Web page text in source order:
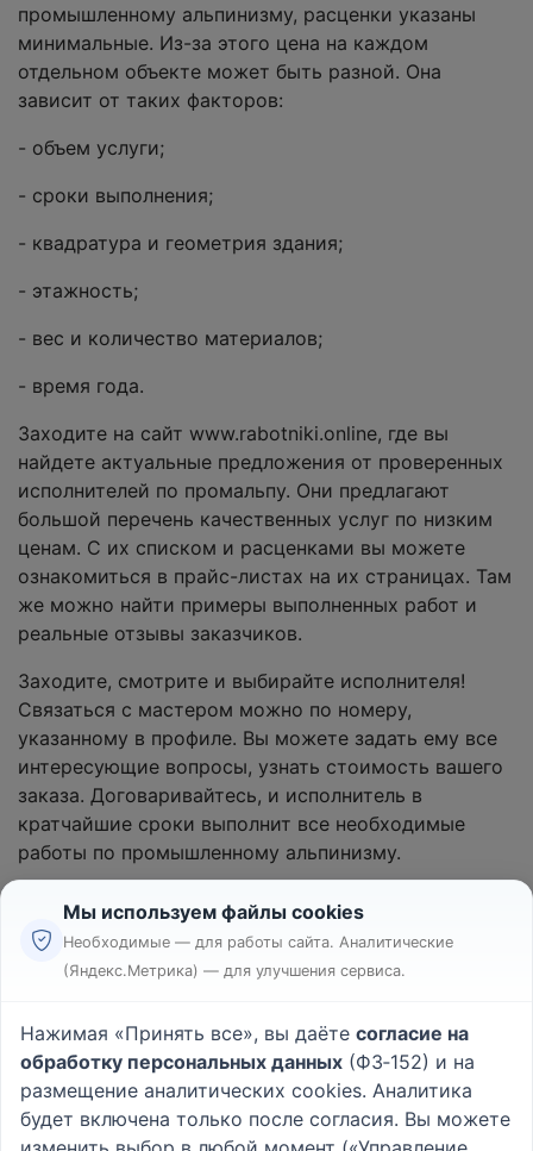
промышленному альпинизму, расценки указаны
минимальные. Из-за этого цена на каждом
отдельном объекте может быть разной. Она
зависит от таких факторов:
- объем услуги;
- сроки выполнения;
- квадратура и геометрия здания;
- этажность;
- вес и количество материалов;
- время года.
Заходите на сайт www.rabotniki.online, где вы
найдете актуальные предложения от проверенных
исполнителей по промальпу. Они предлагают
большой перечень качественных услуг по низким
ценам. С их списком и расценками вы можете
ознакомиться в прайс-листах на их страницах. Там
же можно найти примеры выполненных работ и
реальные отзывы заказчиков.
Заходите, смотрите и выбирайте исполнителя!
Связаться с мастером можно по номеру,
указанному в профиле. Вы можете задать ему все
интересующие вопросы, узнать стоимость вашего
заказа. Договаривайтесь, и исполнитель в
кратчайшие сроки выполнит все необходимые
работы по промышленному альпинизму.
Реклама
Пользовательское соглашение
Политика конфиденциальности
Вопрос - Ответ|О проекте
Мы используем файлы cookies
Необходимые — для работы сайта. Аналитические
(Яндекс.Метрика) — для улучшения сервиса.
Нажимая «Принять все», вы даёте согласие на
обработку персональных данных (ФЗ‑152) и на
размещение аналитических cookies. Аналитика
будет включена только после согласия. Вы можете